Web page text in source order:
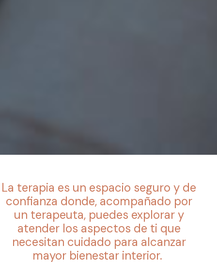
La terapia es un espacio seguro y de
confianza donde, acompañado por
un terapeuta, puedes explorar y
atender los aspectos de ti que
necesitan cuidado para alcanzar
mayor bienestar interior.